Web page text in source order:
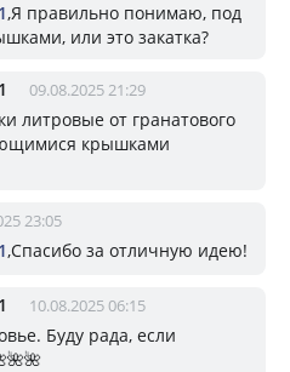
,Я правильно понимаю, под
или это закатка?
09.08.2025 21:29
литровые от гранатового
крышками
23:05
,Спасибо за отличную идею!
10.08.2025 06:15
Буду рада, если